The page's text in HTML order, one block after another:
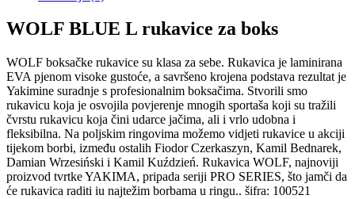
WOLF BLUE L rukavice za boks
WOLF boksačke rukavice su klasa za sebe. Rukavica je laminirana
EVA pjenom visoke gustoće, a savršeno krojena podstava rezultat je
Yakimine suradnje s profesionalnim boksačima. Stvorili smo
rukavicu koja je osvojila povjerenje mnogih sportaša koji su tražili
čvrstu rukavicu koja čini udarce jačima, ali i vrlo udobna i
fleksibilna. Na poljskim ringovima možemo vidjeti rukavice u akciji
tijekom borbi, između ostalih Fiodor Czerkaszyn, Kamil Bednarek,
Damian Wrzesiński i Kamil Kuździeń. Rukavica WOLF, najnoviji
proizvod tvrtke YAKIMA, pripada seriji PRO SERIES, što jamči da
će rukavica raditi iu najtežim borbama u ringu.. šifra: 100521